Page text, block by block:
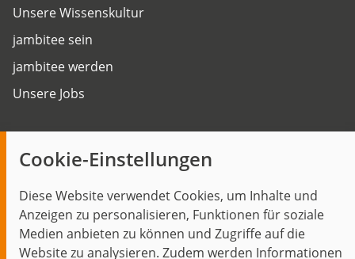
Cookie-Einstellungen
Diese Website verwendet Cookies, um Inhalte und
Anzeigen zu personalisieren, Funktionen für soziale
Medien anbieten zu können und Zugriffe auf die
Website zu analysieren. Zudem werden Informationen
Unsere Wissenskultur
jambitee sein
jambitee werden
Unsere Jobs
Themen im Fokus
Events